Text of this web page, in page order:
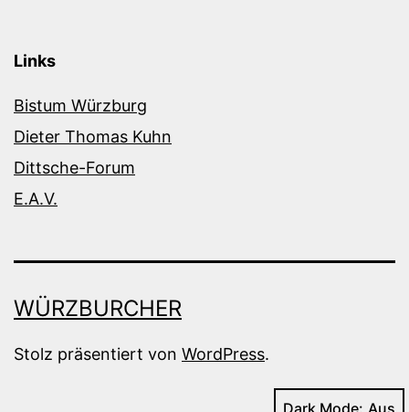
Links
Bistum Würzburg
Dieter Thomas Kuhn
Dittsche-Forum
E.A.V.
WÜRZBURCHER
Stolz präsentiert von WordPress.
Dark Mode: